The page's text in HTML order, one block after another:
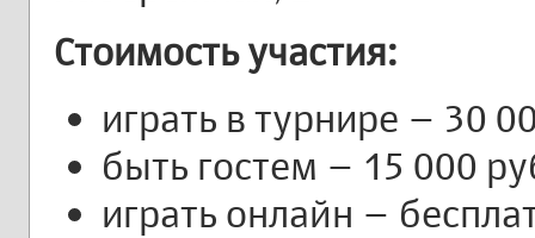
Стоимость участия:
играть в турнире – 30
быть гостем – 15 000
играть онлайн –